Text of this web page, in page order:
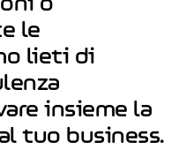
le
lieti di
insieme la
tuo business.